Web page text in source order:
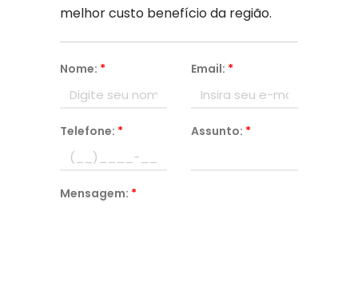
melhor custo benefício da região.
Nome: * Email: *
Telefone: * Assunto: *
Mensagem: *